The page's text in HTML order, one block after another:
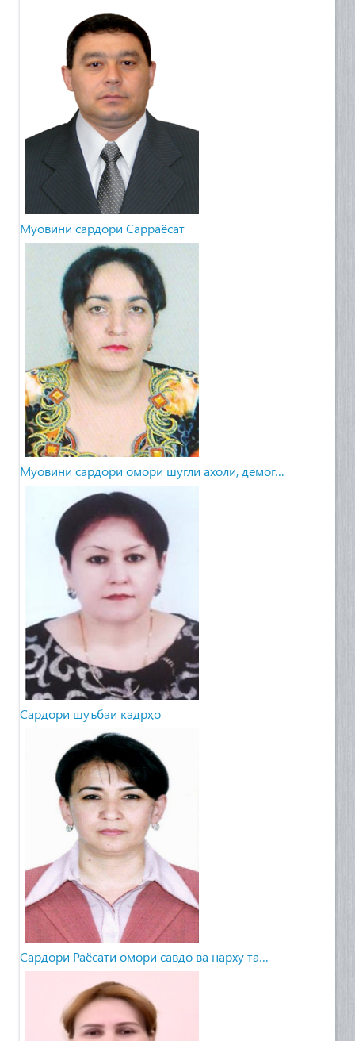
Муовини сардори Сарраёсат
Муовини сардори омори шугли ахоли, демог…
Сардори шуъбаи кадрҳо
Сардори Раёсати омори савдо ва нарху та…